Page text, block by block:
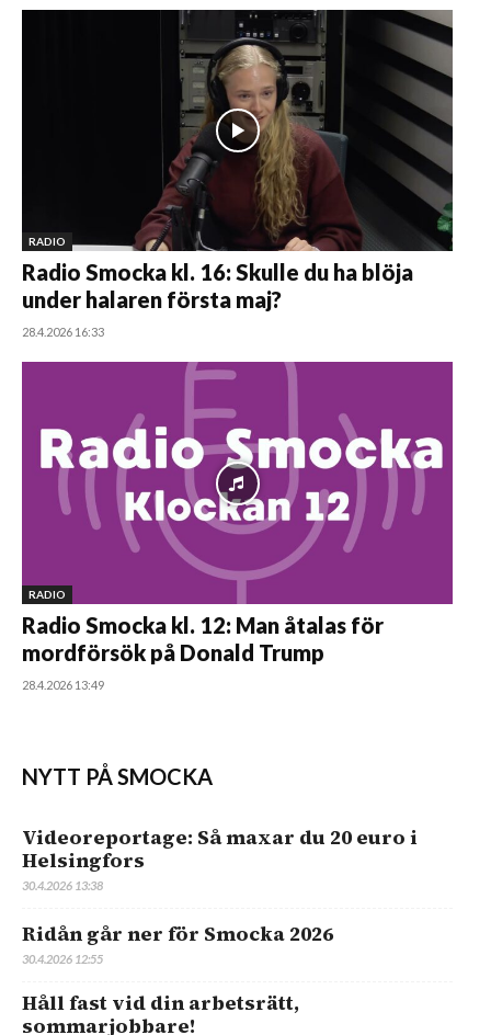
RADIO
Radio Smocka kl. 16: Skulle du ha blöja
under halaren första maj?
28.4.2026 16:33
RADIO
Radio Smocka kl. 12: Man åtalas för
mordförsök på Donald Trump
28.4.2026 13:49
NYTT PÅ SMOCKA
Videoreportage: Så maxar du 20 euro i
Helsingfors
30.4.2026 13:38
Ridån går ner för Smocka 2026
30.4.2026 12:55
Håll fast vid din arbetsrätt,
sommarjobbare!